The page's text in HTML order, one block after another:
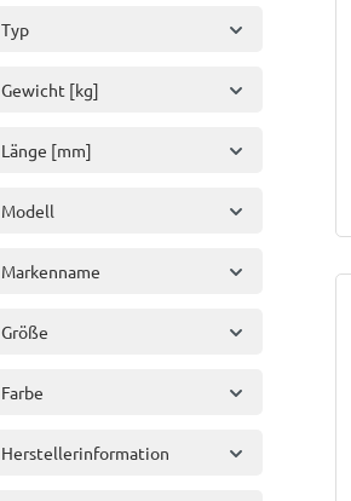
Typ
Gewicht [kg]
Länge [mm]
Modell
Markenname
Größe
Farbe
Herstellerinformation